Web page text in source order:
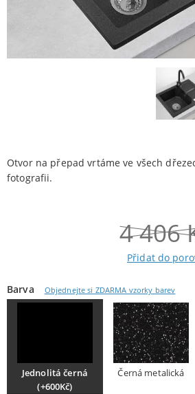
Otvor na přepad vrtáme ve všech
fotografii.
4 406
Přidat do
Barva Objednejte si ZDARMA vzorky barev
Jednolitá černá
(+600Kč)
Černá metalická